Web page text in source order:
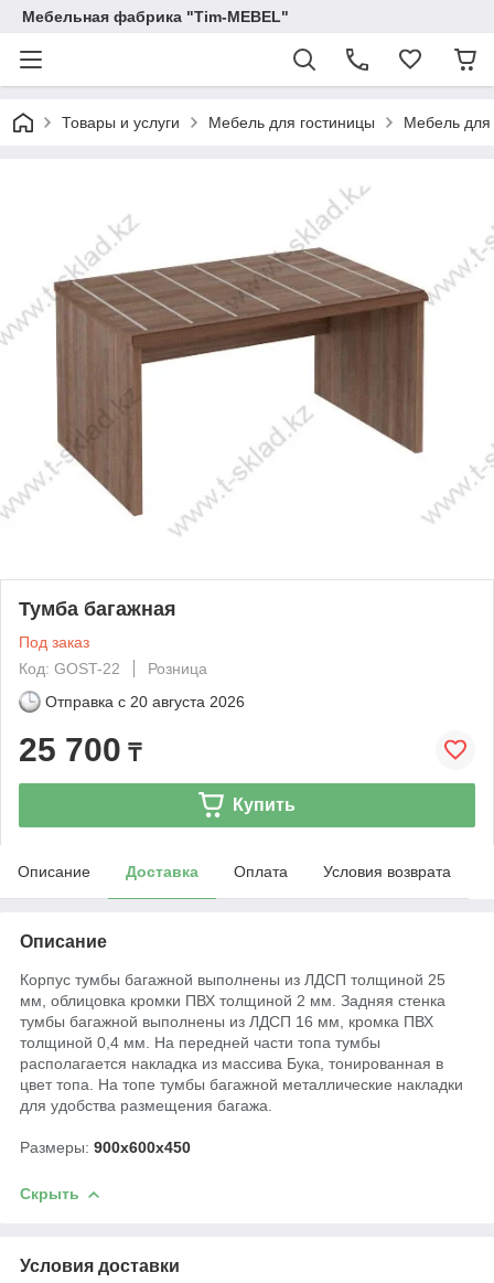
Мебельная фабрика "Tim-MEBEL"
Товары и услуги Мебель для гостиницы Мебель для
Тумба багажная
Под заказ
Код: GOST-22
Розница
Отправка с 20 августа 2026
25 700 ₸
Купить
Описание Доставка Оплата Условия возврата
Описание
Корпус тумбы багажной выполнены из ЛДСП толщиной 25
мм, облицовка кромки ПВХ толщиной 2 мм. Задняя стенка
тумбы багажной выполнены из ЛДСП 16 мм, кромка ПВХ
толщиной 0,4 мм. На передней части топа тумбы
располагается накладка из массива Бука, тонированная в
цвет топа. На топе тумбы багажной металлические накладки
для удобства размещения багажа.
Размеры: 900x600x450
Скрыть
Условия доставки